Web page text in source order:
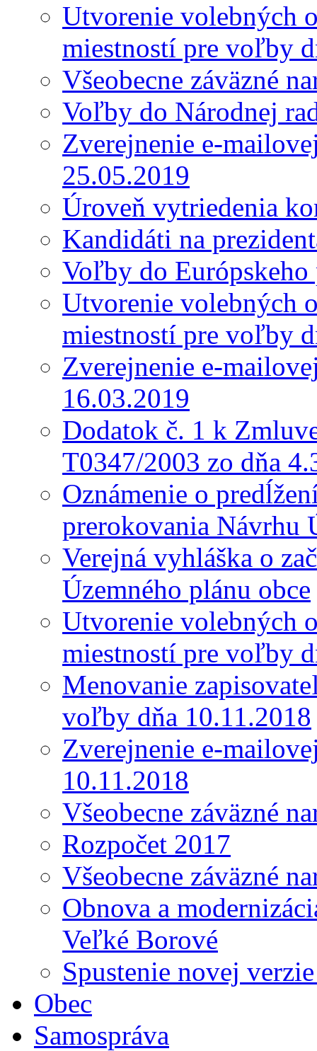
Utvorenie volebných
miestností pre voľby
Všeobecne záväzné
Voľby do Národnej
Zverejnenie e-
25.05.2019
Úroveň vytriedenia
Kandidáti na
Voľby do Európskeho
Utvorenie volebných
miestností pre voľby
Zverejnenie e-
16.03.2019
Dodatok č. 1 k
T0347/2003 zo dňa
Oznámenie o
prerokovania Návrhu
Verejná vyhláška o
Územného plánu obce
Utvorenie volebných
miestností pre voľby
Menovanie
voľby dňa 10.11.2018
Zverejnenie e-
10.11.2018
Všeobecne záväzné
Rozpočet 2017
Všeobecne záväzné
Obnova a
Veľké Borové
Spustenie novej
Obec
Samospráva